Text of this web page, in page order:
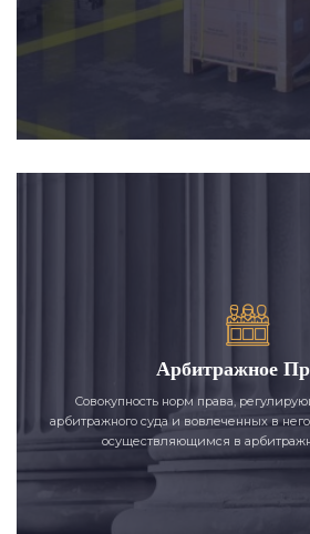
Арбитражное
Совокупность норм права,
арбитражного суда и вовлеченных в
осуществляющимся в